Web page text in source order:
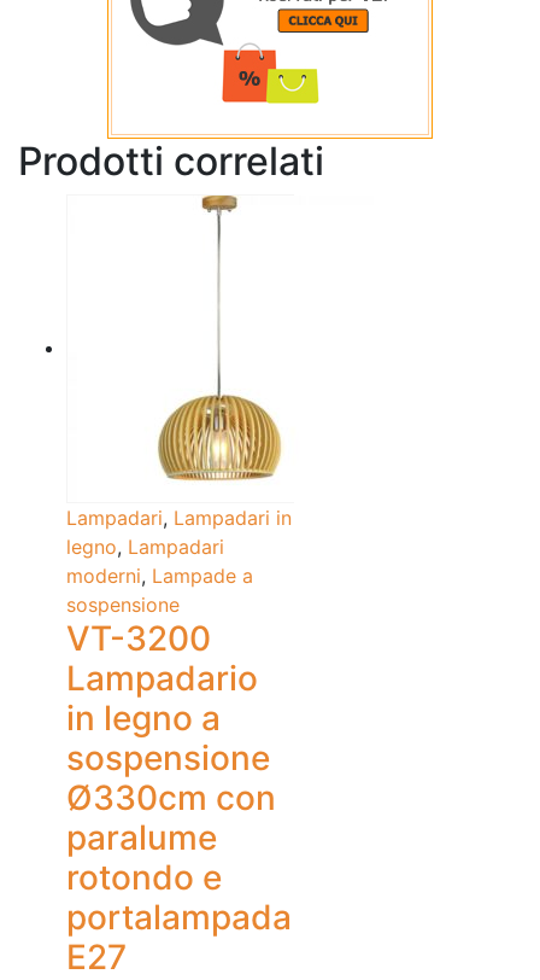
Prodotti correlati
Lampadari, Lampadari in
legno, Lampadari
moderni, Lampade a
sospensione
VT-3200
Lampadario
in legno a
sospensione
Ø330cm con
paralume
rotondo e
portalampada
E27